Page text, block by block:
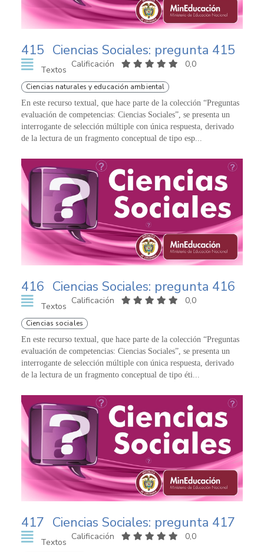
415 Ciencias Sociales: pregunta 415
Textos
Calificación 0,0
Ciencias naturales y educación ambiental
En este recurso textual, que hace parte de la colección “Preguntas
evaluación de competencias: Ciencias Sociales”, se presenta un
interrogante de selección múltiple con única respuesta, derivado
de la lectura de un fragmento conceptual de tipo esp...
416 Ciencias Sociales: pregunta 416
Textos
Calificación 0,0
Ciencias sociales
En este recurso textual, que hace parte de la colección “Preguntas
evaluación de competencias: Ciencias Sociales”, se presenta un
interrogante de selección múltiple con única respuesta, derivado
de la lectura de un fragmento conceptual de tipo éti...
417 Ciencias Sociales: pregunta 417
Textos
Calificación 0,0